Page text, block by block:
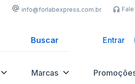
info@forlabexpress.com.br
Buscar Entrar
Marcas